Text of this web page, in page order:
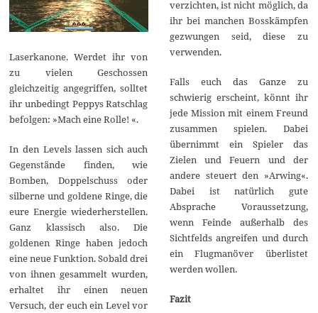
Laserkanone. Werdet ihr von
zu vielen Geschossen
gleichzeitig angegriffen, solltet
ihr unbedingt Peppys Ratschlag
befolgen: »Mach eine Rolle! «.
In den Levels lassen sich auch
Gegenstände finden, wie
Bomben, Doppelschuss oder
silberne und goldene Ringe, die
eure Energie wiederherstellen.
Ganz klassisch also. Die
goldenen Ringe haben jedoch
eine neue Funktion. Sobald drei
von ihnen gesammelt wurden,
erhaltet ihr einen neuen
Versuch, der euch ein Level vor
verzichten, ist nicht möglich, da
ihr bei manchen Bosskämpfen
gezwungen seid, diese zu
verwenden.
Falls euch das Ganze zu
schwierig erscheint, könnt ihr
jede Mission mit einem Freund
zusammen spielen. Dabei
übernimmt ein Spieler das
Zielen und Feuern und der
andere steuert den »Arwing«.
Dabei ist natürlich gute
Absprache Voraussetzung,
wenn Feinde außerhalb des
Sichtfelds angreifen und durch
ein Flugmanöver überlistet
werden wollen.
Fazit